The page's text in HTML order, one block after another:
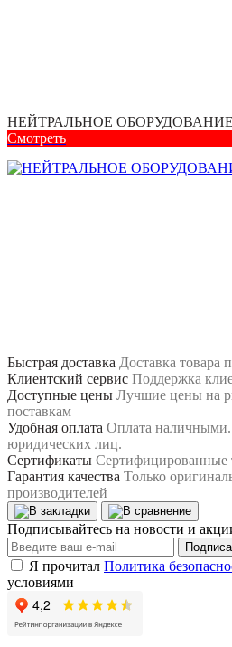
НЕЙТРАЛЬНОЕ ОБОРУДОВАНИЕ
Смотреть
Быстрая доставка Доставка товара
Клиентский сервис Поддержка
Доступные цены Лучшие цены на
поставкам
Удобная оплата Оплата наличными.
юридических лиц.
Сертификаты Сертифицированные
Гарантия качества Только
производителей
Подписывайтесь на новости и
Я прочитал Политика
условиями